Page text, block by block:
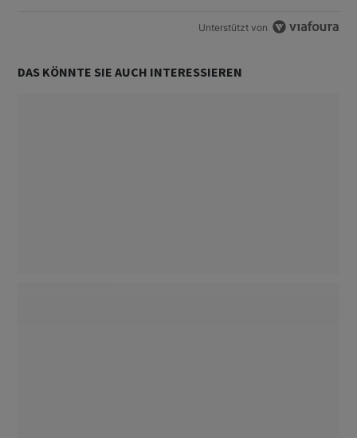
Unterstützt von
DAS KÖNNTE SIE AUCH INTERESSIEREN